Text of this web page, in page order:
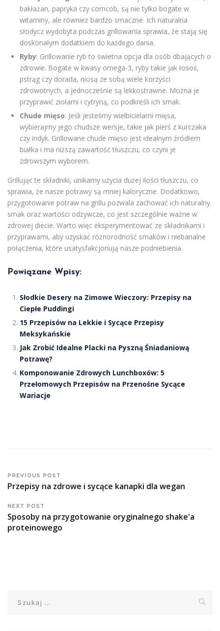
bakłażan, papryka czy corncob, są nie tylko bogate w
witaminy, ale również bardzo smaczne. Ich naturalna
słodycz wydobyta podczas grillowania sprawia, że stają się
doskonałym dodatkiem do każdego dania.
Ryby: Grillowanie ryb to świetna opcja dla osób dbających o
zdrowie. Bogate w kwasy omega-3, ryby takie jak łosoś,
pstrąg czy dorada, niosą ze sobą wiele korzyści
zdrowotnych, a jednocześnie są lekkostrawne. Można je
przyprawić ziołami i cytryną, co podkreśli ich smak.
Chude mięso: Jeśli jesteśmy wielbicielami mięsa,
wybierajmy jego chudsze wersje, takie jak pierś z kurczaka
czy indyk. Grillowane chude mięso jest idealnym źródłem
białka i ma niższą zawartość tłuszczu, co czyni je
zdrowszym wyborem.
Grillując te składniki, unikamy użycia dużej ilości tłuszczu, co
sprawia, że nasze potrawy są mniej kaloryczne. Dodatkowo,
przygotowanie potraw na grillu pozwala zachować ich naturalny
smak oraz wartości odżywcze, co jest szczególnie ważne w
zdrowej diecie. Warto więc eksperymentować ze składnikami i
przyprawami, aby uzyskać różnorodność smaków i niebanalne
połączenia, które usatysfakcjonują nasze podniebienia.
Powiązane Wpisy:
Słodkie Desery na Zimowe Wieczory: Przepisy na
Ciepłe Puddingi
15 Przepisów na Lekkie i Sycące Przepisy
Meksykańskie
Jak Zrobić Idealne Placki na Pyszną Śniadaniową
Potrawę?
Komponowanie Zdrowych Lunchboxów: 5
Przełomowych Przepisów na Przenośne Sycące
Wariacje
PREVIOUS POST
Przepisy na zdrowe i sycące kanapki dla wegan
NEXT POST
Sposoby na przygotowanie oryginalnego shake'a
proteinowego